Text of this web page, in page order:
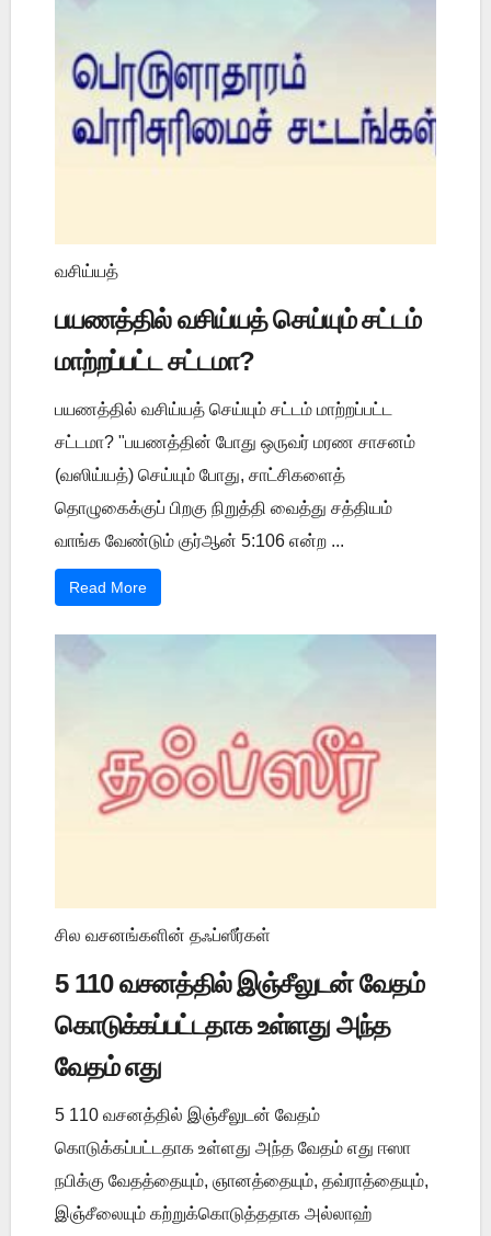
வசிய்யத்
பயணத்தில் வசிய்யத் செய்யும் சட்டம்
மாற்றப்பட்ட சட்டமா?
பயணத்தில் வசிய்யத் செய்யும் சட்டம் மாற்றப்பட்ட
சட்டமா? "பயணத்தின் போது ஒருவர் மரண சாசனம்
(வஸிய்யத்) செய்யும் போது, சாட்சிகளைத்
தொழுகைக்குப் பிறகு நிறுத்தி வைத்து சத்தியம்
வாங்க வேண்டும் குர்ஆன் 5:106 என்ற ...
Read More
சில வசனங்களின் தஃப்ஸீர்கள்
5 110 வசனத்தில் இஞ்சீலுடன் வேதம்
கொடுக்கப்பட்டதாக உள்ளது அந்த
வேதம் எது
5 110 வசனத்தில் இஞ்சீலுடன் வேதம்
கொடுக்கப்பட்டதாக உள்ளது அந்த வேதம் எது ஈஸா
நபிக்கு வேதத்தையும், ஞானத்தையும், தவ்ராத்தையும்,
இஞ்சீலையும் கற்றுக்கொடுத்ததாக அல்லாஹ்